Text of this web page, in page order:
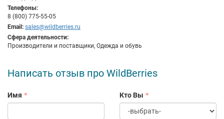
Мы предлагаем Вам более 100 000 моделей стильной женской,
мужской и детской одежды, обуви и аксессуаров, от лучших
модных фасонов стиля casual до последних новинок из мира
высокой моды. Наш каталог пополняется новыми товарами
ежедневно.
Телефоны:
8 (800) 775-55-05
Email: sales@wildberries.ru
Сфера деятельности:
Производители и поставщики, Одежда и обувь
Написать отзыв про WildBerries
Имя Кто Вы